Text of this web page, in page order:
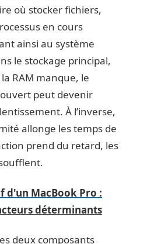
où stocker fichiers,
en cours
ainsi au système
le stockage principal,
RAM manque, le
peut devenir
À l’inverse,
allonge les temps de
prend du retard, les
d'un MacBook Pro :
déterminants
deux composants